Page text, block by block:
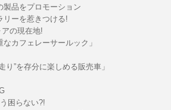
製品をプロモーション
リーを惹きつける!
の現在地!
カフェレーサールック」
り”を存分に楽しめる販売車」
困らない?!